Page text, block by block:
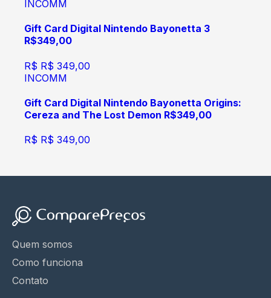
INCOMM
Gift Card Digital Nintendo Bayonetta 3
R$349,00
R$ R$ 349,00
INCOMM
Gift Card Digital Nintendo Bayonetta Origins:
Cereza and The Lost Demon R$349,00
R$ R$ 349,00
Quem somos
Como funciona
Contato